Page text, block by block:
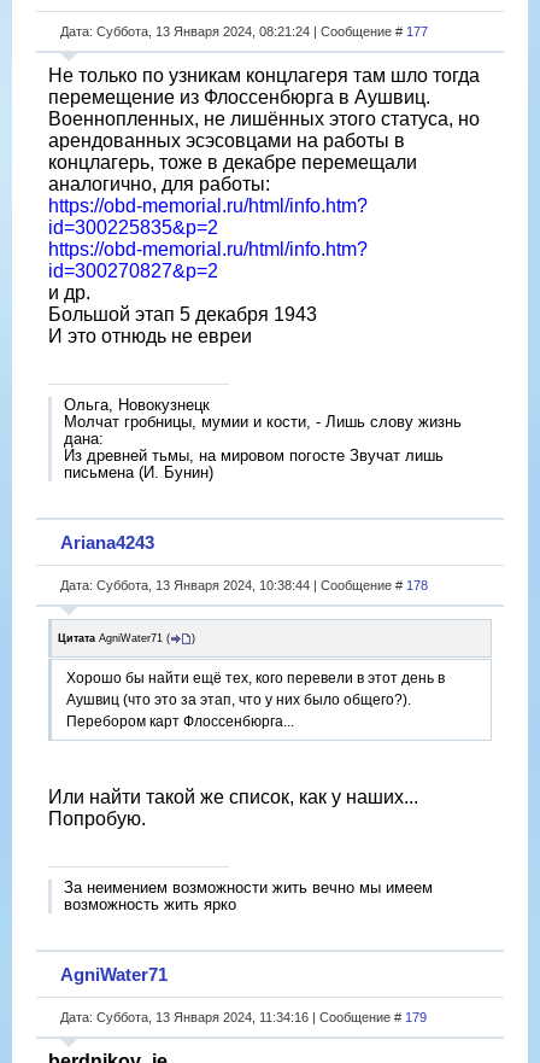
Дата: Суббота, 13 Января 2024, 08:21:24 | Сообщение # 177
Не только по узникам концлагеря там шло тогда
перемещение из Флоссенбюрга в Аушвиц.
Военнопленных, не лишëнных этого статуса, но
арендованных эсэсовцами на работы в
концлагерь, тоже в декабре перемещали
аналогично, для работы:
https://obd-memorial.ru/html/info.htm?
id=300225835&p=2
https://obd-memorial.ru/html/info.htm?
id=300270827&p=2
и др.
Большой этап 5 декабря 1943
И это отнюдь не евреи
Ольга, Новокузнецк
Молчат гробницы, мумии и кости, - Лишь слову жизнь
дана:
Из древней тьмы, на мировом погосте Звучат лишь
письмена (И. Бунин)
Ariana4243
Дата: Суббота, 13 Января 2024, 10:38:44 | Сообщение # 178
Цитата AgniWater71 ( )
Хорошо бы найти ещë тех, кого перевели в этот день в
Аушвиц (что это за этап, что у них было общего?).
Перебором карт Флоссенбюрга...
Или найти такой же список, как у наших...
Попробую.
За неимением возможности жить вечно мы имеем
возможность жить ярко
AgniWater71
Дата: Суббота, 13 Января 2024, 11:34:16 | Сообщение # 179